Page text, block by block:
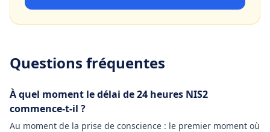
Questions fréquentes
À quel moment le délai de 24 heures NIS2
commence-t-il ?
Au moment de la prise de conscience : le premier moment où